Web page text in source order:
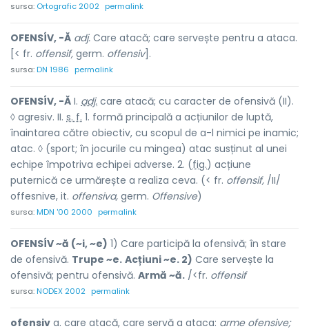
sursa: Ortografic 2002 permalink
OFENSÍV, -Ă adj. Care atacă; care servește pentru a ataca.
[< fr. offensif, germ. offensiv].
sursa:DN 1986 permalink
OFENSÍV, -Ă I. adj. care atacă; cu caracter de ofensivă (II).
◊ agresiv. II. s. f. 1. formă principală a acțiunilor de luptă,
înaintarea către obiectiv, cu scopul de a-l nimici pe inamic;
atac. ◊ (sport; în jocurile cu mingea) atac susținut al unei
echipe împotriva echipei adverse. 2. (fig.) acțiune
puternică ce urmărește a realiza ceva. (< fr. offensif, /II/
offesnive, it. offensiva, germ. Offensive)
sursa:MDN '00 2000 permalink
OFENSÍV ~ă (~i, ~e) 1) Care participă la ofensivă; în stare
de ofensivă. Trupe ~e. Acțiuni ~e. 2) Care servește la
ofensivă; pentru ofensivă. Armă ~ă. /<fr. offensif
sursa:NODEX 2002 permalink
ofensiv a. care atacă, care servă a ataca: arme ofensive;